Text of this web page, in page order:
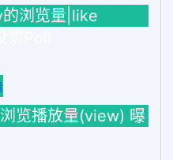
浏览量|like
览播放量(view) 曝